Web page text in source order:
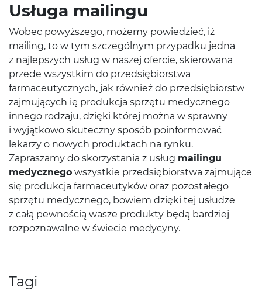
Usługa mailingu
Wobec powyższego, możemy powiedzieć, iż
mailing, to w tym szczególnym przypadku jedna
z najlepszych usług w naszej ofercie, skierowana
przede wszystkim do przedsiębiorstwa
farmaceutycznych, jak również do przedsiębiorstw
zajmujących ię produkcja sprzętu medycznego
innego rodzaju, dzięki której można w sprawny
i wyjątkowo skuteczny sposób poinformować
lekarzy o nowych produktach na rynku.
Zapraszamy do skorzystania z usług mailingu
medycznego wszystkie przedsiębiorstwa zajmujące
się produkcja farmaceutyków oraz pozostałego
sprzętu medycznego, bowiem dzięki tej usłudze
z całą pewnością wasze produkty będą bardziej
rozpoznawalne w świecie medycyny.
Tagi